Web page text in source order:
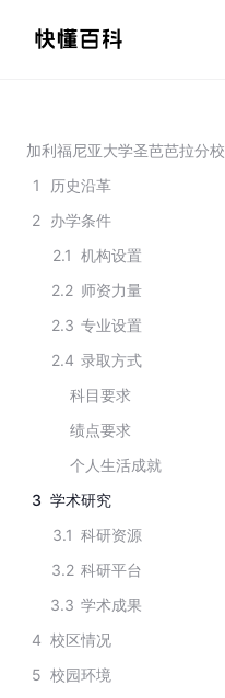
加利福尼亚大学圣芭芭拉分校
1
历史沿革
2 办学条件
2.1 机构设置
2.2 师资力量
2.3 专业设置
2.4 录取方式
科目要求
绩点要求
个人生活成就
3 学术研究
3.1 科研资源
3.2 科研平台
3.3 学术成果
4 校区情况
5 校园环境